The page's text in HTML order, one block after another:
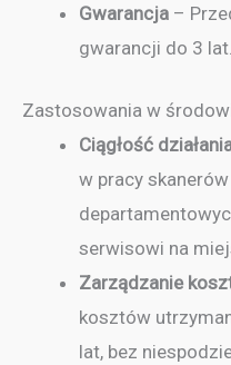
Gwarancja –
gwarancji do 3 lat.
Zastosowania w
Ciągłość
w pracy
serwisowi na
Zarządzanie
kosztów
lat, bez